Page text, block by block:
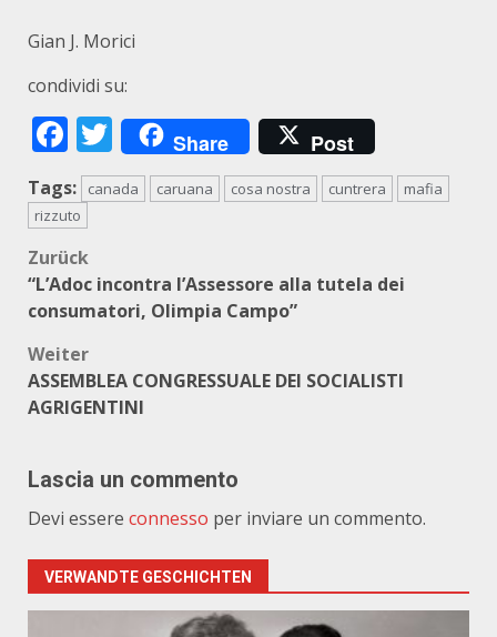
Gian J. Morici
condividi su:
Facebook
Twitter
Share Post
Tags: canada caruana cosa nostra cuntrera
mafia
rizzuto
Beitragsnavigation
Zurück
“L’Adoc incontra l’Assessore alla tutela dei
consumatori, Olimpia Campo”
Weiter
ASSEMBLEA CONGRESSUALE DEI SOCIALISTI
AGRIGENTINI
Lascia un commento
Devi essere connesso per inviare un commento.
VERWANDTE GESCHICHTEN